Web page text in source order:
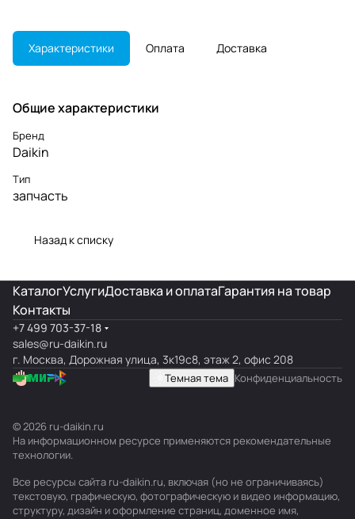
Характеристики Оплата Доставка
Общие характеристики
Бренд
Daikin
Тип
запчасть
Назад к списку
КаталогУслугиДоставка и оплатаГарантия на товар
Контакты
+7 499 703-37-18
sales@ru-daikin.ru
г. Москва, Дорожная улица, 3к19с8, этаж 2, офис 208
Темная тема Конфиденциальность
© 2026 ru-daikin.ru
На информационном ресурсе применяются рекомендательные
технологии.
Все ресурсы сайта ru-daikin.ru, включая (но не ограничиваясь)
текстовую, графическую, фотографическую и видео информацию,
структуру, дизайн и оформление страниц, доменное имя,